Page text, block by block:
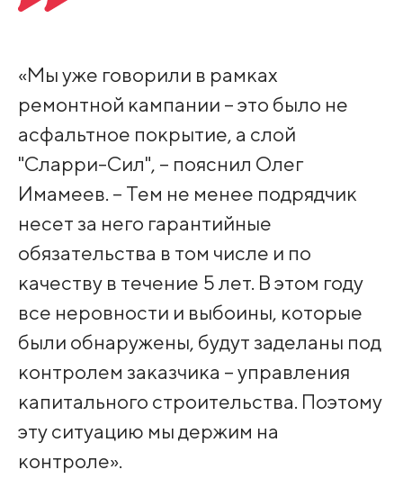
«Мы уже говорили в рамках
ремонтной кампании – это было не
асфальтное покрытие, а слой
"Сларри-Сил", – пояснил Олег
Имамеев. – Тем не менее подрядчик
несет за него гарантийные
обязательства в том числе и по
качеству в течение 5 лет. В этом году
все неровности и выбоины, которые
были обнаружены, будут заделаны под
контролем заказчика – управления
капитального строительства. Поэтому
эту ситуацию мы держим на
контроле».